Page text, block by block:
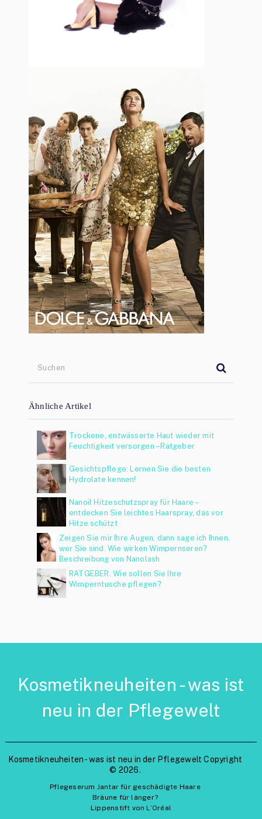
Ähnliche Artikel
Trockene, entwässerte Haut wieder mit
Feuchtigkeit versorgen – Ratgeber
Gesichtspflege: Lernen Sie die besten
Hydrolate kennen!
Nanoil Hitzeschutzspray für Haare –
entdecken Sie leichtes Haarspray, das vor
Hitze schützt
Zeigen Sie mir Ihre Augen, dann sage ich Ihnen,
wer Sie sind. Wie wirken Wimpernseren?
Beschreibung von Nanolash
RATGEBER. Wie sollen Sie Ihre
Wimperntusche pflegen?
Kosmetikneuheiten - was ist
neu in der Pflegewelt
Kosmetikneuheiten - was ist neu in der Pflegewelt Copyright
© 2026.
Pflegeserum Jantar für geschädigte Haare
Bräune für länger?
Lippenstift von L’Oréal